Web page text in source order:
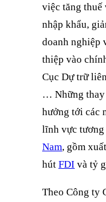
việc tăng thuế
nhập khẩu,
doanh nghiệp
thiệp vào
Cục Dự trữ
… Những thay
hưởng tới các
lĩnh vực tương
Nam, gồm
hút FDI và tỷ
Theo Công ty